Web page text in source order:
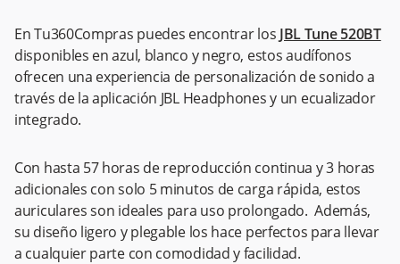
En Tu360Compras puedes encontrar los JBL Tune 520BT
disponibles en azul, blanco y negro, estos audífonos
ofrecen una experiencia de personalización de sonido a
través de la aplicación JBL Headphones y un ecualizador
integrado.
Con hasta 57 horas de reproducción continua y 3 horas
adicionales con solo 5 minutos de carga rápida, estos
auriculares son ideales para uso prolongado. Además,
su diseño ligero y plegable los hace perfectos para llevar
a cualquier parte con comodidad y facilidad.